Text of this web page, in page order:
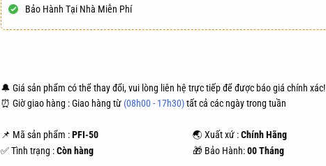
Bảo Hành Tại Nhà Miễn Phí
🔔 Giá sản phẩm có thể thay đổi, vui lòng liên hệ trực tiếp để được báo giá chính xác!
⏰ Giờ giao hàng : Giao hàng từ (08h00 - 17h30)tất cả các ngày trong tuần
📌 Mã sản phẩm :PFI-50 🌏 Xuất xứ :Chính Hãng
✅ Tình trạng :Còn hàng 🎁 Bảo Hành:00 Tháng